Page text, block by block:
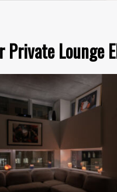
Private Lounge